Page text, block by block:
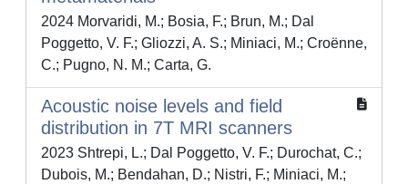
2024 Morvaridi, M.; Bosia, F.; Brun, M.; Dal
Poggetto, V. F.; Gliozzi, A. S.; Miniaci, M.; Croënne,
C.; Pugno, N. M.; Carta, G.
Acoustic noise levels and field
distribution in 7T MRI scanners
2023 Shtrepi, L.; Dal Poggetto, V. F.; Durochat, C.;
Dubois, M.; Bendahan, D.; Nistri, F.; Miniaci, M.;